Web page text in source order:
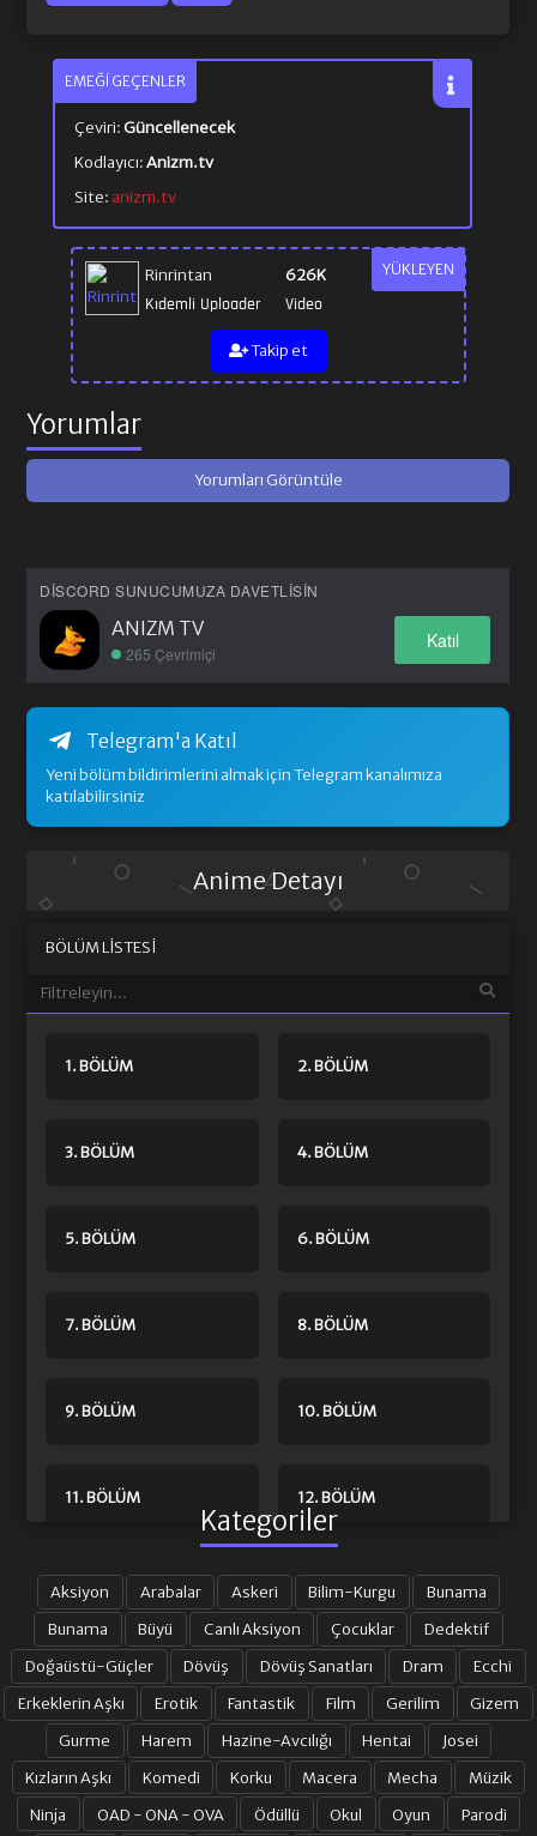
YÜKLEYEN
Rinrintan
Kıdemli Uploader
626K
Video
Takip et
EMEĞI GEÇENLER
Çeviri: Güncellenecek
Kodlayıcı:Anizm.tv
Site: anizm.tv
Yorumlar
Yorumları Görüntüle
DISCORD SUNUCUMUZA DAVETLISIN
ANIZM TV
265 Çevrimiçi
Katıl
Telegram'a Katıl
Yeni bölüm bildirimlerini almak için Telegram kanalımıza
katılabilirsiniz
Anime Detayı
BÖLÜM LISTESI
1. BÖLÜM 2. BÖLÜM
3. BÖLÜM 4. BÖLÜM
5. BÖLÜM 6. BÖLÜM
7. BÖLÜM 8. BÖLÜM
9. BÖLÜM 10. BÖLÜM
11. BÖLÜM 12. BÖLÜM
13. BÖLÜM 14. BÖLÜM
15. BÖLÜM 16. BÖLÜM
17. BÖLÜM 18. BÖLÜM
Kategoriler
Aksiyon Arabalar Askeri Bilim-Kurgu
Bunama
Bunama
Büyü Canlı Aksiyon Çocuklar
Dedektif
Doğaüstü-Güçler
Dövüş Dövüş Sanatları Dram
Ecchi
Erkeklerin Aşkı
Erotik Fantastik Film Gerilim
Gizem
Gurme
Harem Hazine-Avcılığı Hentai
Josei
Kızların Aşkı
Komedi Korku Macera Mecha
Müzik
Ninja
OAD - ONA - OVA Ödüllü Okul Oyun Parodi